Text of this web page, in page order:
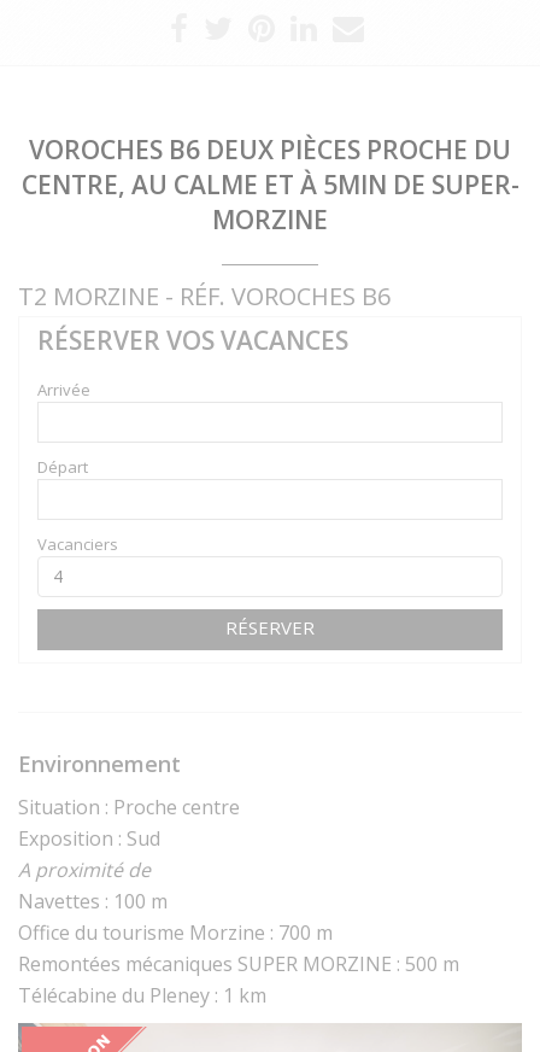
VOROCHES B6 DEUX PIÈCES PROCHE DU
CENTRE, AU CALME ET À 5MIN DE SUPER-
MORZINE
T2 MORZINE - RÉF. VOROCHES B6
RÉSERVER VOS VACANCES
Arrivée
Départ
Vacanciers
RÉSERVER
Environnement
Situation : Proche centre
Exposition : Sud
A proximité de
Navettes : 100 m
Office du tourisme Morzine : 700 m
Remontées mécaniques SUPER MORZINE : 500 m
Télécabine du Pleney : 1 km